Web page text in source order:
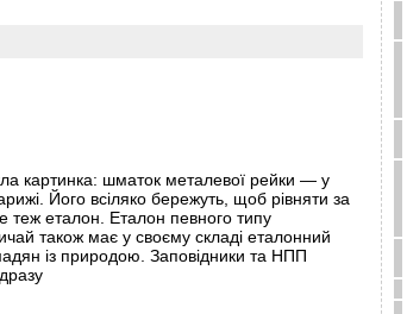
картинка: шматок металевої рейки — у
Його всіляко бережуть, щоб рівняти за
еталон. Еталон певного типу
також має у своєму складі еталонний
із природою. Заповідники та НПП